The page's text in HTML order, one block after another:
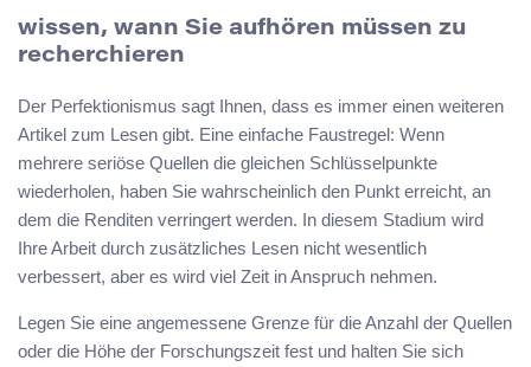
wissen, wann Sie aufhören müssen zu
recherchieren
Der Perfektionismus sagt Ihnen, dass es immer einen weiteren
Artikel zum Lesen gibt. Eine einfache Faustregel: Wenn
mehrere seriöse Quellen die gleichen Schlüsselpunkte
wiederholen, haben Sie wahrscheinlich den Punkt erreicht, an
dem die Renditen verringert werden. In diesem Stadium wird
Ihre Arbeit durch zusätzliches Lesen nicht wesentlich
verbessert, aber es wird viel Zeit in Anspruch nehmen.
Legen Sie eine angemessene Grenze für die Anzahl der Quellen
oder die Höhe der Forschungszeit fest und halten Sie sich